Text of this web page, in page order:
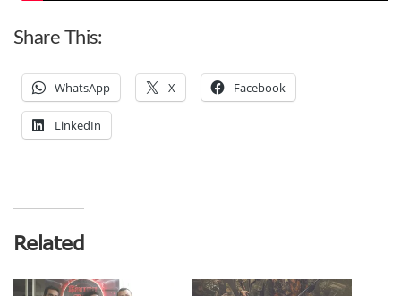
Share This:
WhatsApp X Facebook
LinkedIn
Related